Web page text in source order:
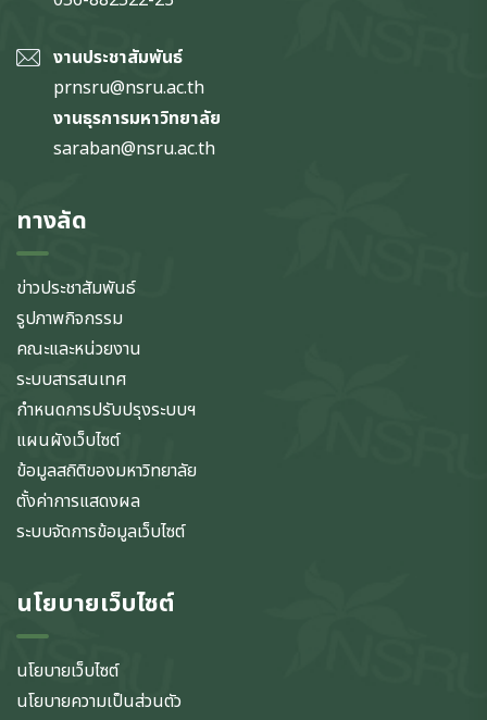
งานประชาสัมพันธ์
prnsru@nsru.ac.th
งานธุรการมหาวิทยาลัย
saraban@nsru.ac.th
ทางลัด
ข่าวประชาสัมพันธ์
รูปภาพกิจกรรม
คณะและหน่วยงาน
ระบบสารสนเทศ
กำหนดการปรับปรุงระบบฯ
แผนผังเว็บไซต์
ข้อมูลสถิติของมหาวิทยาลัย
ตั้งค่าการแสดงผล
ระบบจัดการข้อมูลเว็บไซต์
นโยบายเว็บไซต์
นโยบายเว็บไซต์
นโยบายความเป็นส่วนตัว